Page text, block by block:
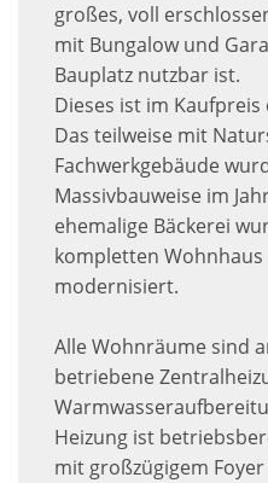
großes, voll
mit Bungalow und
Bauplatz nutzbar ist.
Dieses ist im
Das teilweise mit
Fachwerkgebäude
Massivbauweise im
ehemalige Bäckerei
kompletten
modernisiert.
Alle Wohnräume sind
betriebene
Heizung ist
mit großzügigem